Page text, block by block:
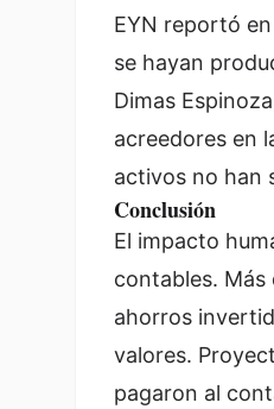
EYN reportó
se hayan
Dimas
acreedores en
activos no han
Conclusión
El impacto
contables.
ahorros
valores.
pagaron al